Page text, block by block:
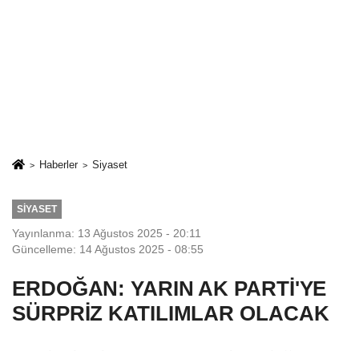
Haberler Siyaset
SIYASET
Yayınlanma: 13 Ağustos 2025 - 20:11
Güncelleme: 14 Ağustos 2025 - 08:55
ERDOĞAN: YARIN AK PARTİ'YE
SÜRPRİZ KATILIMLAR OLACAK